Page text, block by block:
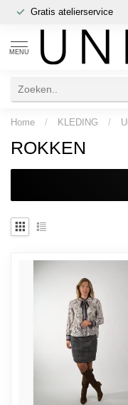
Gratis atelierservice
MENU
Home / KLEDING /
ROKKEN